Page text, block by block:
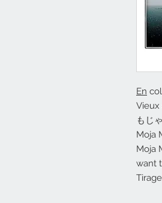
En
Vieux
もじ
Moja
Moja
want